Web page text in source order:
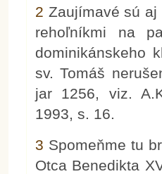
2 Zaujímavé sú aj
rehoľníkmi na
dominikánskeho
sv. Tomáš
jar 1256, viz.
1993, s. 16.
3 Spomeňme tu
Otca Benedikta